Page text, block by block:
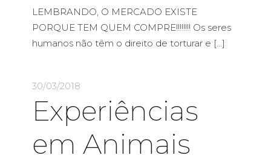
LEMBRANDO, O MERCADO EXISTE
PORQUE TEM QUEM COMPRE!!!!!!!! Os seres
humanos não têm o direito de torturar e […]
30/03/2018
Experiências
em Animais